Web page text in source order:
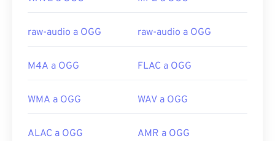
raw-audio a OGG raw-audio a OGG
M4A a OGG FLAC a OGG
WMA a OGG WAV a OGG
ALAC a OGG AMR a OGG